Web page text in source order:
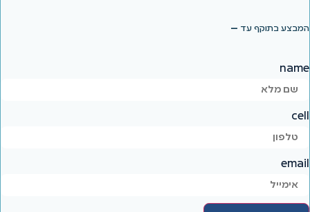
המבצע בתוקף עד —
name
cell
email